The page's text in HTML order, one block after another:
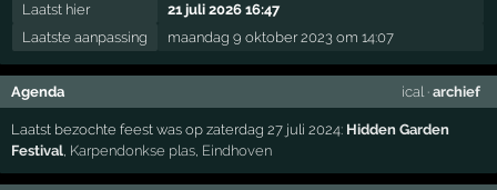
Laatst hier
21 juli 2026 16:47
Laatste aanpassing
maandag 9 oktober 2023 om 14:07
Agenda ical· archief
Laatst bezochte feest was op zaterdag 27 juli 2024: Hidden Garden
Festival, Karpendonkse plas, Eindhoven